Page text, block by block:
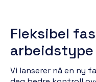
Fleksibel
arbeidstype
Vi lanserer nå en ny